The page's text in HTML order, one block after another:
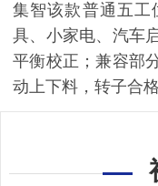
集智该款普通五工
具、小家电、汽车
平衡校正；兼容部
动上下料，转子合